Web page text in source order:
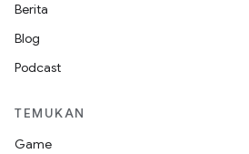
Berita
Blog
Podcast
TEMUKAN
Game